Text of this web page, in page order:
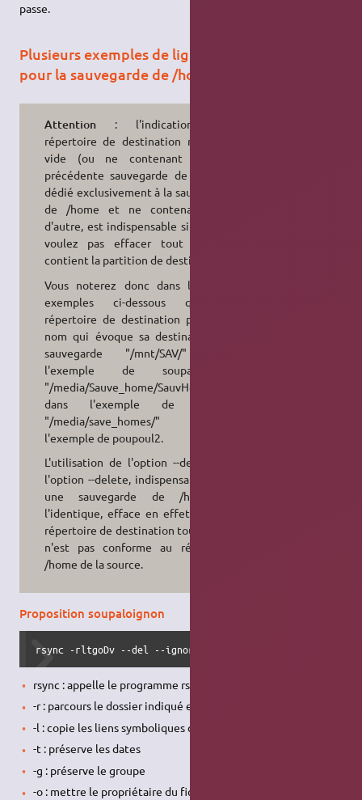
passe.
Plusieurs exemples de lignes de commande
pour la sauvegarde de /home/
Attention: l'indication d'un
répertoire de destination nouveau,
vide (ou ne contenant que la
précédente sauvegarde de /home),
dédié exclusivement à la sauvegarde
de /home et ne contenant rien
d'autre, est indispensable si vous ne
voulez pas effacer tout ce que
contient la partition de destination.
Vous noterez donc dans les trois
exemples ci-dessous que le
répertoire de destination porte un
nom qui évoque sa destination de
sauvegarde "/mnt/SAV/" dans
l'exemple de soupaloignon,
"/media/Sauve_home/SauvHomeLieu/"
dans l'exemple de Sorbus,
"/media/save_homes/" dans
l'exemple de poupoul2.
L'utilisation de l'option --del ou de
l'option --delete, indispensable pour
une sauvegarde de /home à
l'identique, efface en effet dans le
répertoire de destination tout ce qui
n'est pas conforme au répertoire
/home de la source.
Proposition soupaloignon
rsync -rltgoDv --del --ignore-errors --force /home/
rsync : appelle le programme rsync
-r : parcours le dossier indiqué et tous ses sous-dossiers
-l : copie les liens symboliques comme liens symboliques
-t : préserve les dates
-g : préserve le groupe
-o : mettre le propriétaire du fichier de destination